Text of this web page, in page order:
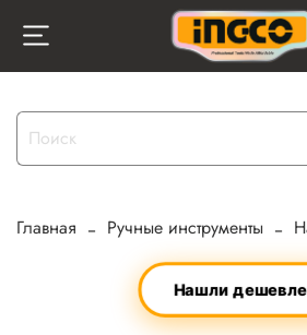
Главная Ручные инструменты
Нашли